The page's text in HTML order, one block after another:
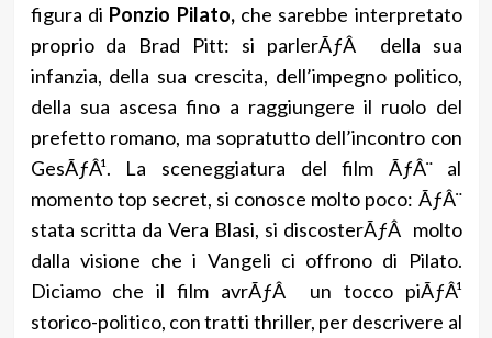
figura di Ponzio Pilato,che sarebbe interpretato
proprio da Brad Pitt: si parlerÃƒÂ della sua
infanzia, della sua crescita, dell’impegno politico,
della sua ascesa fino a raggiungere il ruolo del
prefetto romano, ma sopratutto dell’incontro con
GesÃƒÂ¹. La sceneggiatura del film ÃƒÂ¨ al
momento top secret, si conosce molto poco: ÃƒÂ¨
stata scritta da Vera Blasi, si discosterÃƒÂ molto
dalla visione che i Vangeli ci offrono di Pilato.
Diciamo che il film avrÃƒÂ un tocco piÃƒÂ¹
storico-politico, con tratti thriller, per descrivere al